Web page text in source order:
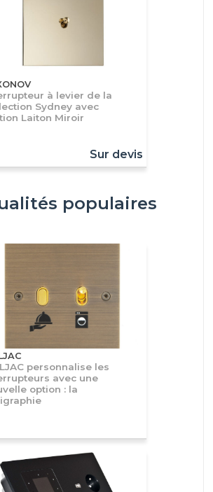
à levier de la
Sydney avec
Laiton Miroir
Sur devis
populaires
personnalise les
avec une
option : la